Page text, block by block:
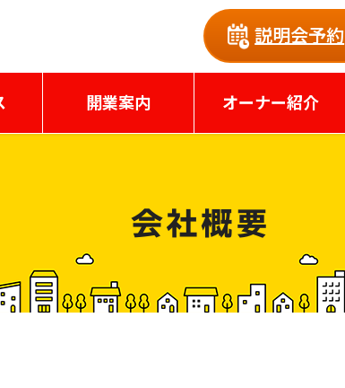
説明会予約
開業案内 オーナー紹介
会社概要